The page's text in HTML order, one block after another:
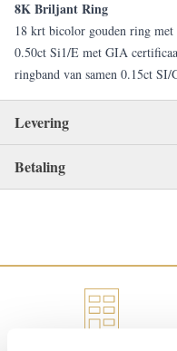
8K Briljant Ring
18 krt bicolor gouden ring
0.50ct Si1/E met GIA
ringband van samen 0.15ct SI/
Levering
Betaling